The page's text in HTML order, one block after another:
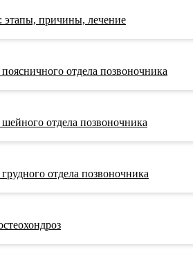
этапы, причины, лечение
отдела позвоночника
отдела позвоночника
отдела позвоночника